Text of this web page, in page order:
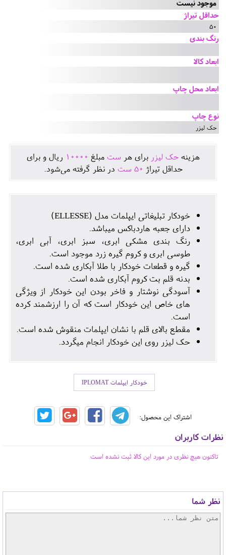
موجود نیست
حداقل تیراژ
50
رنگ بندی
ابعاد کالا
ابعاد محل چاپ
نوع چاپ
حک لیزر
هزينهحک لیزر برای هر ست مبلغ 10000 ريال و برای
حداقل تيراژ 50 ست در نظر گرفته می‌شود.
خودکار تبلیغاتی ایپلمات مدل (ELLESSE)
دارای جعبه هاردباکس میباشد.
رنگ بندی مشکی ابری، سبز ابری، آبی ابری،
طوسی ابری و کروم گیره زرد موجود است.
گیره و قطعات خودکار با طلا آبکاری شده است.
بدنه قلم بت کروم آبکاری شده است.
آسودگی نوشتار و فاخر بودن این خودکار از ویژگی
های خاص این خودکار است که آن را ارزشمند کرده
است.
مقطع بالای قلم با نشان ایپلمات منقوش شده است.
حک لیزر روی این خودکار انجام میگردد.
خودکار ایپلمات IPLOMAT
اشتراک این محصول:
نظرات کاربران
تاکنون هیچ نظری در مورد این کالا ثبت نشده است
نظر شما